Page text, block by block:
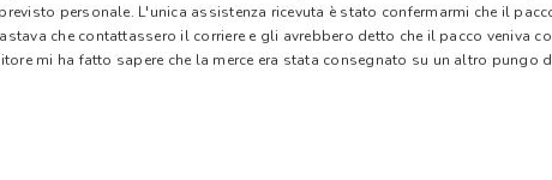
personale. L'unica assistenza ricevuta è stato confermarmi che il
che contattassero il corriere e gli avrebbero detto che il pacco veniva
mi ha fatto sapere che la merce era stata consegnato su un altro pungo